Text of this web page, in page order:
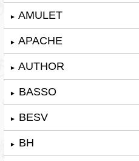
► AMULET
► APACHE
► AUTHOR
► BASSO
► BESV
► BH